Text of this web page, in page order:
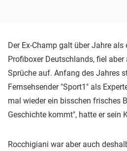
Der Ex-Champ galt über Jahre als
Profiboxer Deutschlands, fiel
Sprüche auf. Anfang des Jahres
Fernsehsender "Sport1" als
mal wieder ein bisschen frisches
Geschichte kommt", hatte er sein
Rocchigiani war aber auch